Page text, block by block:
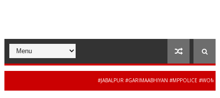
#JABALPUR #GARIMAABHIYAN #MPPOLICE